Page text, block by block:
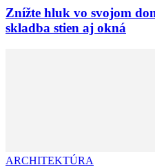
Znížte hluk vo svojom
skladba stien aj okná
ARCHITEKTÚRA